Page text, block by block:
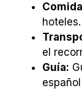
hoteles.
el
Guía: